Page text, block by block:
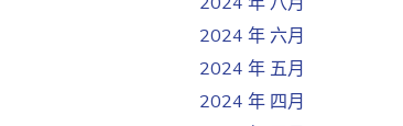
2024 年 六月
2024 年 五月
2024 年 四月